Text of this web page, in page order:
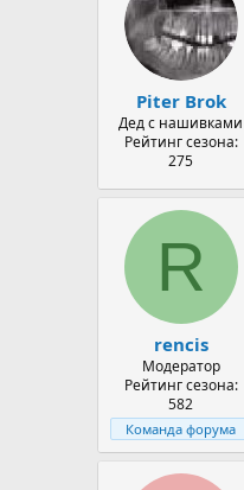
Piter Brok
Дед с нашивками
Рейтинг сезона:
275
R
rencis
Модератор
Рейтинг сезона:
582
Команда форума